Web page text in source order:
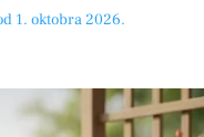
1. oktobra 2026.